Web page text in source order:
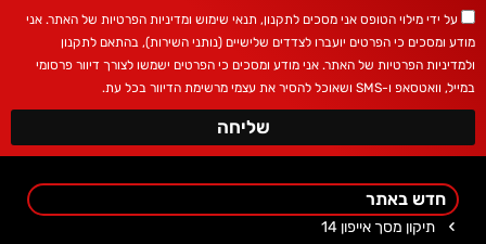
על ידי מילוי הטופס אני מסכים לתקנון, תנאי שימוש ומדיניות הפרטיות של האתר. אני
מודע ומסכים כי הפרטים יועברו לצדדים שלישיים (נותני השירות), בהתאם לתקנון
ולמדיניות הפרטיות של האתר. אני מודע ומסכים כי הפרטים ישמשו לצורך דיוור פרסומי
במייל, וואטסאפ ו-SMS ושאוכל להסיר את עצמי מרשימת הדיוור בכל עת.
שליחה
חדש באתר
תיקון מסך אייפון 14